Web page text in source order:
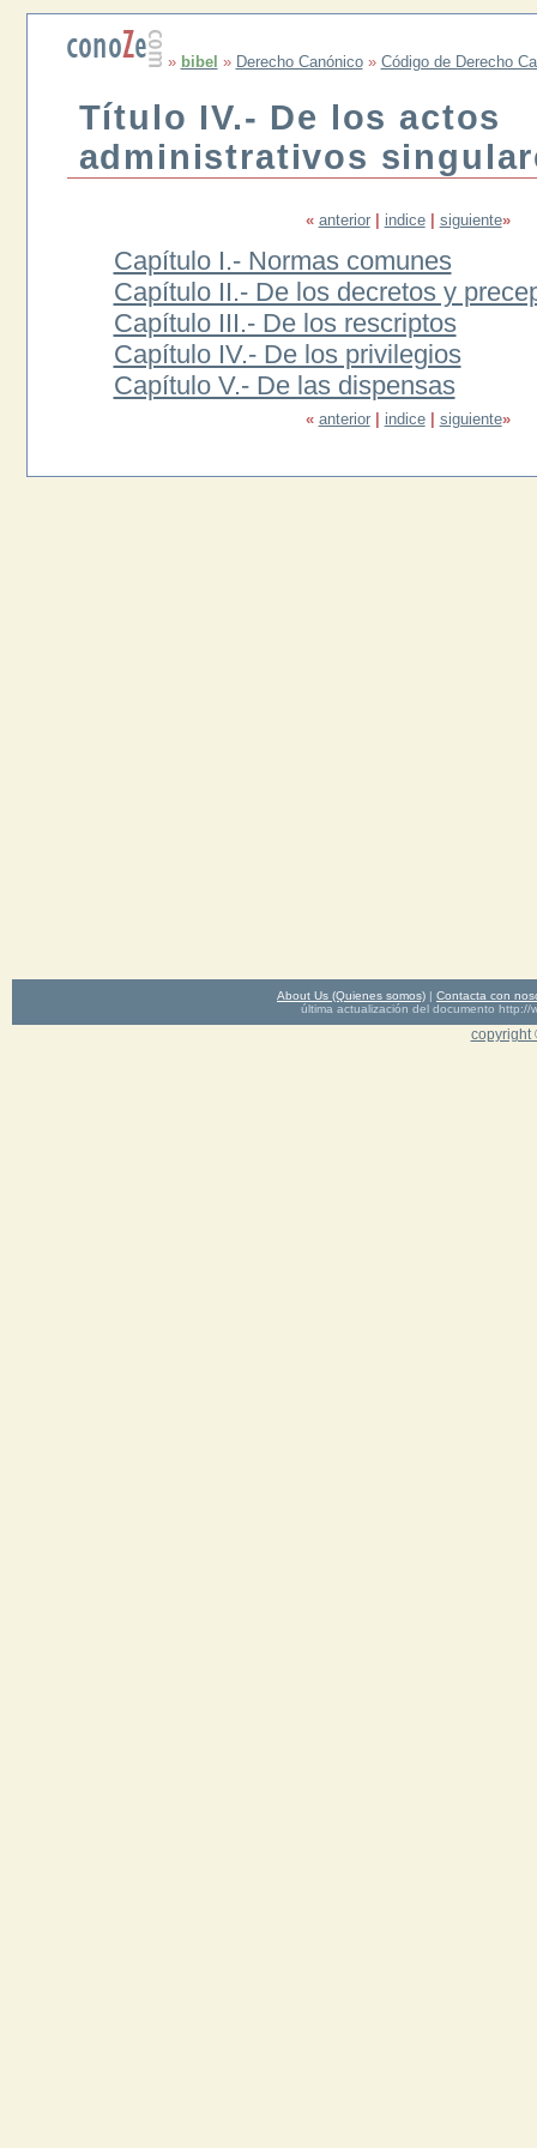
» bibel » Derecho Canónico» Código de Derecho
Título IV.- De los actos
administrativos
« anterior indice siguiente»
Capítulo I.- Normas comunes
Capítulo II.- De los decretos y
Capítulo III.- De los rescriptos
Capítulo IV.- De los privilegios
Capítulo V.- De las dispensas
« anterior indice siguiente»
About Us (Quienes somos) | Contacta con
última actualización del documento http://
copyright